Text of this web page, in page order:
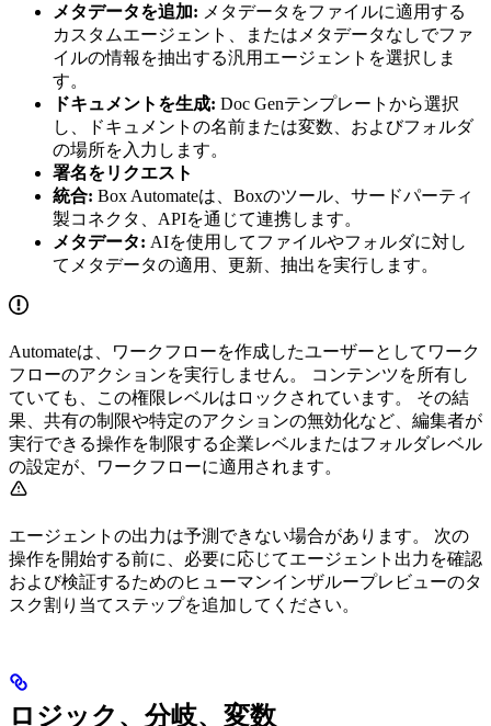
メタデータを追加: メタデータをファイルに適用する
カスタムエージェント、またはメタデータなしでファ
イルの情報を抽出する汎用エージェントを選択しま
す。
ドキュメントを生成: Doc Genテンプレートから選択
し、ドキュメントの名前または変数、およびフォルダ
の場所を入力します。
署名をリクエスト
統合: Box Automateは、Boxのツール、サードパーティ
製コネクタ、APIを通じて連携します。
メタデータ: AIを使用してファイルやフォルダに対し
てメタデータの適用、更新、抽出を実行します。
Automateは、ワークフローを作成したユーザーとしてワーク
フローのアクションを実行しません。 コンテンツを所有し
ていても、この権限レベルはロックされています。 その結
果、共有の制限や特定のアクションの無効化など、編集者が
実行できる操作を制限する企業レベルまたはフォルダレベル
の設定が、ワークフローに適用されます。
エージェントの出力は予測できない場合があります。 次の
操作を開始する前に、必要に応じてエージェント出力を確認
および検証するためのヒューマンインザループレビューのタ
スク割り当てステップを追加してください。
ロジック、分岐、変数